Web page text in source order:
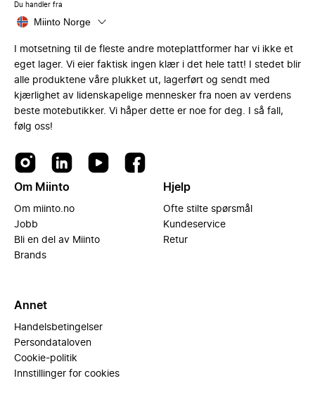
Du handler fra
Miinto Norge
I motsetning til de fleste andre moteplattformer har vi ikke et
eget lager. Vi eier faktisk ingen klær i det hele tatt! I stedet blir
alle produktene våre plukket ut, lagerført og sendt med
kjærlighet av lidenskapelige mennesker fra noen av verdens
beste motebutikker. Vi håper dette er noe for deg. I så fall,
følg oss!
Om Miinto
Om miinto.no
Jobb
Bli en del av Miinto
Brands
Hjelp
Ofte stilte spørsmål
Kundeservice
Retur
Annet
Handelsbetingelser
Persondataloven
Cookie-politik
Innstillinger for cookies